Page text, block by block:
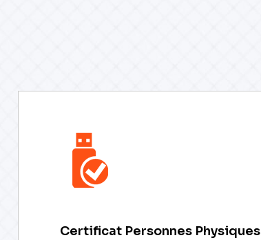
Certificat Personnes Physiques